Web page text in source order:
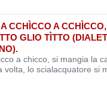
CCHÌCCO A
GLIO TÌTTO
a chicco, si mangia la
volta, lo scialacquatore si